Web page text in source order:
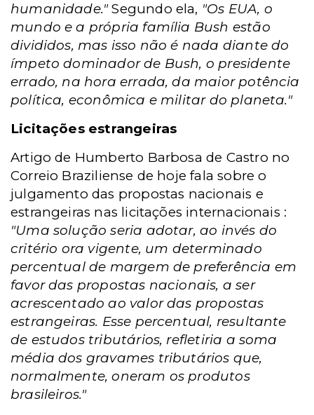
humanidade."Segundo ela, "Os EUA, o
mundo e a própria família Bush estão
divididos, mas isso não é nada diante do
ímpeto dominador de Bush, o presidente
errado, na hora errada, da maior potência
política, econômica e militar do planeta."
Licitações estrangeiras
Artigo de Humberto Barbosa de Castro no
Correio Braziliense de hoje fala sobre o
julgamento das propostas nacionais e
estrangeiras nas licitações internacionais :
"Uma solução seria adotar, ao invés do
critério ora vigente, um determinado
percentual de margem de preferência em
favor das propostas nacionais, a ser
acrescentado ao valor das propostas
estrangeiras. Esse percentual, resultante
de estudos tributários, refletiria a soma
média dos gravames tributários que,
normalmente, oneram os produtos
brasileiros."